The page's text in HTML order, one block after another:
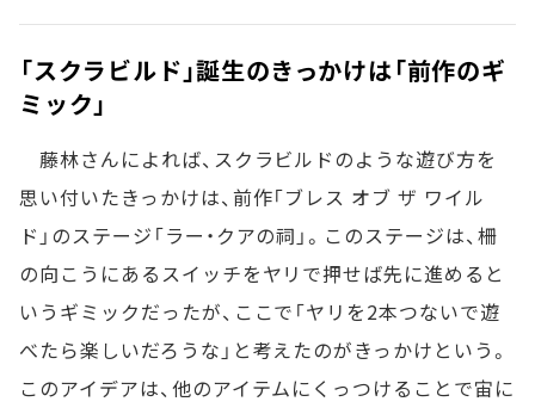
「スクラビルド」誕生のきっかけは「前作のギ
ミック」
藤林さんによれば、スクラビルドのような遊び方を
思い付いたきっかけは、前作「ブレス オブ ザ ワイル
ド」のステージ「ラー・クアの祠」。このステージは、柵
の向こうにあるスイッチをヤリで押せば先に進めると
いうギミックだったが、ここで「ヤリを2本つないで遊
べたら楽しいだろうな」と考えたのがきっかけという。
このアイデアは、他のアイテムにくっつけることで宙に